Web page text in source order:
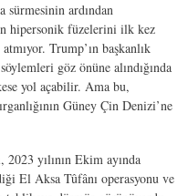
sürmesinin ardından
hipersonik füzelerini ilk kez
Trump’ın başkanlık
göz önüne alındığında
yol açabilir. Ama bu,
Güney Çin Denizi’ne
2023 yılının Ekim ayında
El Aksa Tûfânı operasyonu ve